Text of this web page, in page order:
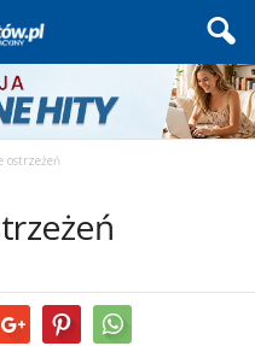
ostrzeżeń